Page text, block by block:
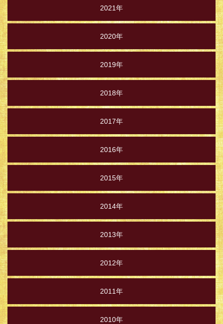
2021年
2020年
2019年
2018年
2017年
2016年
2015年
2014年
2013年
2012年
2011年
2010年